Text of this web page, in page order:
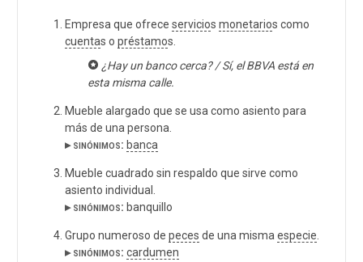
Empresa que ofrece servicios monetarios como
cuentas o préstamos.
¿Hay un banco cerca? / Sí, el BBVA está en
esta misma calle.
Mueble alargado que se usa como asiento para
más de una persona.
▸ sinónimos: banca
Mueble cuadrado sin respaldo que sirve como
asiento individual.
▸ sinónimos: banquillo
Grupo numeroso de peces de una misma especie
▸ sinónimos: cardumen